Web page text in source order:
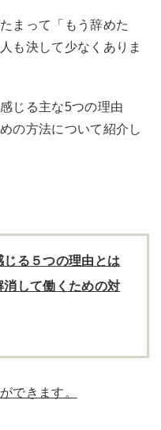
まって「もう辞めた
も決して少なくありま
じる主な5つの理由
の方法について紹介し
る５つの理由とは
して働くための対
できます。